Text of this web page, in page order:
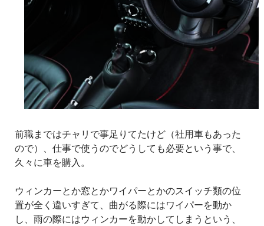
前職まではチャリで事足りてたけど（社用車もあった
ので）、仕事で使うのでどうしても必要という事で、
久々に車を購入。
ウィンカーとか窓とかワイパーとかのスイッチ類の位
置が全く違いすぎて、曲がる際にはワイパーを動か
し、雨の際にはウィンカーを動かしてしまうという、